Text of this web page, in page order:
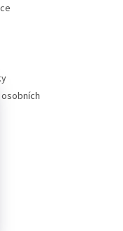
osobních